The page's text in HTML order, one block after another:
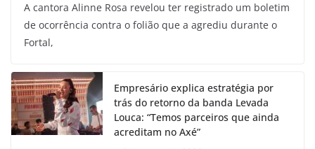
A cantora Alinne Rosa revelou ter registrado um boletim
de ocorrência contra o folião que a agrediu durante o
Fortal,
Empresário explica estratégia por
trás do retorno da banda Levada
Louca: “Temos parceiros que ainda
acreditam no Axé”